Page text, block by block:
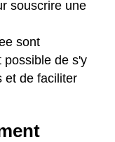
souscrire une
sont
possible de s'y
et de faciliter